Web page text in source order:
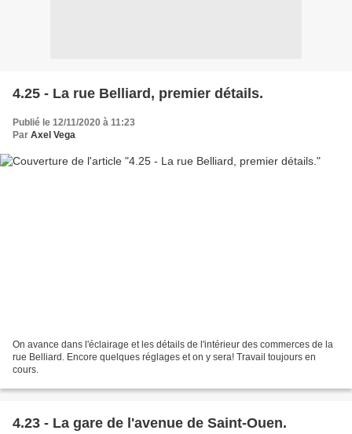
4.25 - La rue Belliard, premier détails.
Publié le 12/11/2020 à 11:23
Par Axel Vega
On avance dans l'éclairage et les détails de l'intérieur des commerces de la
rue Belliard. Encore quelques réglages et on y sera! Travail toujours en
cours.
4.23 - La gare de l'avenue de Saint-Ouen.